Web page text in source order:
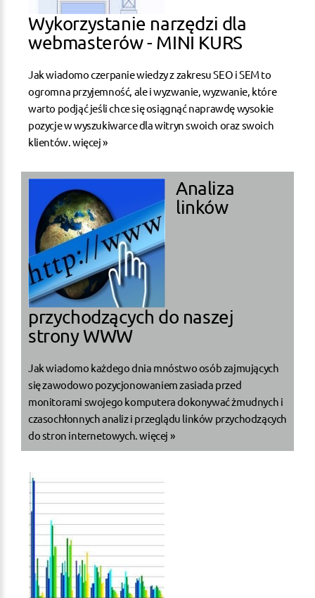
Wykorzystanie narzędzi dla
webmasterów - MINI KURS
Jak wiadomo czerpanie wiedzy z zakresu SEO i SEM to
ogromna przyjemność, ale i wyzwanie, wyzwanie, które
warto podjąć jeśli chce się osiągnąć naprawdę wysokie
pozycje w wyszukiwarce dla witryn swoich oraz swoich
klientów. więcej »
Analiza
linków
przychodzących do naszej
strony WWW
Jak wiadomo każdego dnia mnóstwo osób zajmujących
się zawodowo pozycjonowaniem zasiada przed
monitorami swojego komputera dokonywać żmudnych i
czasochłonnych analiz i przeglądu linków przychodzących
do stron internetowych.więcej »